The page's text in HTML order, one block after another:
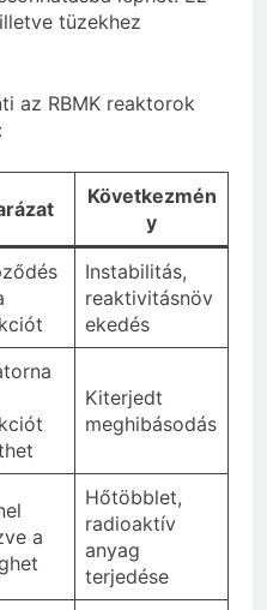
tüzekhez
az RBMK reaktorok
Következmén
y
Instabilitás,
reaktivitásnöv
ekedés
Kiterjedt
meghibásodás
a
Hőtöbblet,
radioaktív
anyag
terjedése